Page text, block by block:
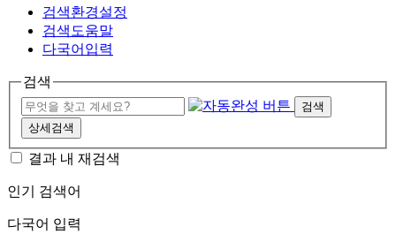
검색환경설정
검색도움말
다국어입력
검색
검색
상세검색
결과 내 재검색
인기 검색어
다국어 입력